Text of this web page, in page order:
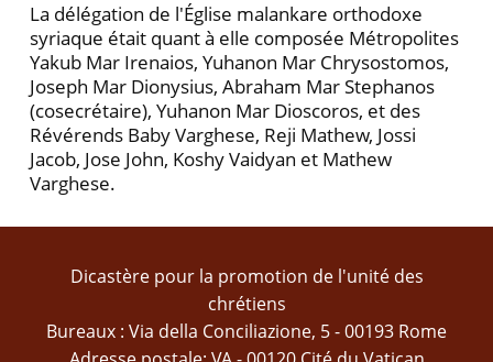
La délégation de l'Église malankare orthodoxe
syriaque était quant à elle composée Métropolites
Yakub Mar Irenaios, Yuhanon Mar Chrysostomos,
Joseph Mar Dionysius, Abraham Mar Stephanos
(cosecrétaire), Yuhanon Mar Dioscoros, et des
Révérends Baby Varghese, Reji Mathew, Jossi
Jacob, Jose John, Koshy Vaidyan et Mathew
Varghese.
Dicastère pour la promotion de l'unité des
chrétiens
Bureaux : Via della Conciliazione, 5 - 00193 Rome